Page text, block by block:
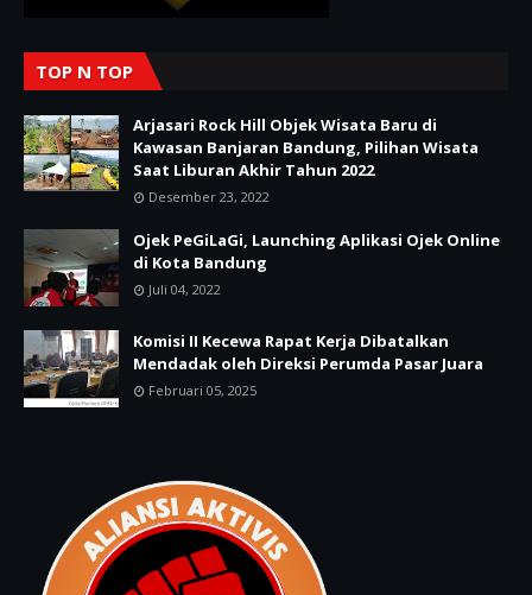
TOP N TOP
Arjasari Rock Hill Objek Wisata Baru di
Kawasan Banjaran Bandung, Pilihan Wisata
Saat Liburan Akhir Tahun 2022
Desember 23, 2022
Ojek PeGiLaGi, Launching Aplikasi Ojek Online
di Kota Bandung
Juli 04, 2022
Komisi II Kecewa Rapat Kerja Dibatalkan
Mendadak oleh Direksi Perumda Pasar Juara
Februari 05, 2025